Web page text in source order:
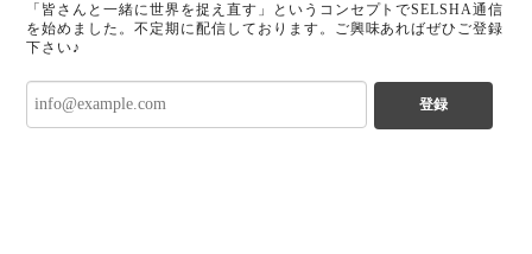
「皆さんと一緒に世界を捉え直す」というコンセプトでSELSHA通信
を始めました。不定期に配信しております。ご興味あればぜひご登録
下さい♪
登録